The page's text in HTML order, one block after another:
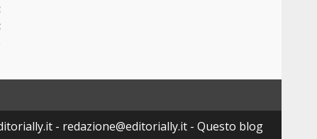
- redazione@editorially.it - Questo blog